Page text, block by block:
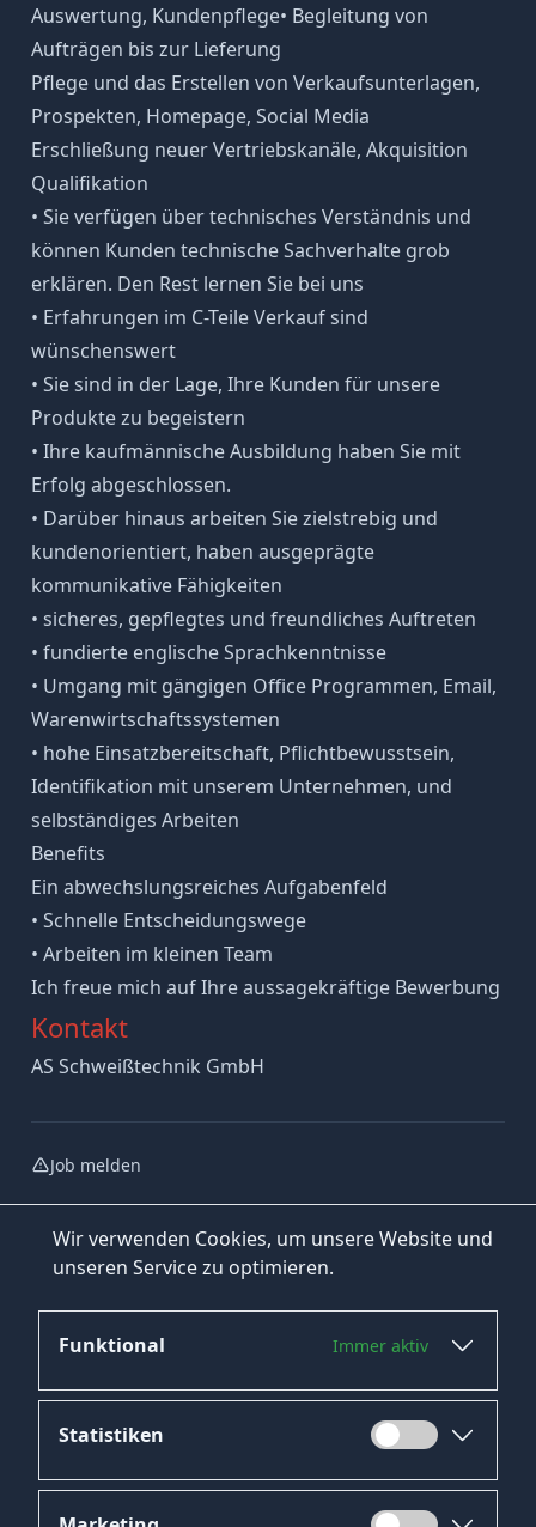
Wir verwenden Cookies, um unsere Website und
unseren Service zu optimieren.
Funktional Immer aktiv
Statistiken
Auswertung, Kundenpflege• Begleitung von
Aufträgen bis zur Lieferung
Pflege und das Erstellen von Verkaufsunterlagen,
Prospekten, Homepage, Social Media
Erschließung neuer Vertriebskanäle, Akquisition
Qualifikation
• Sie verfügen über technisches Verständnis und
können Kunden technische Sachverhalte grob
erklären. Den Rest lernen Sie bei uns
• Erfahrungen im C-Teile Verkauf sind
wünschenswert
• Sie sind in der Lage, Ihre Kunden für unsere
Produkte zu begeistern
• Ihre kaufmännische Ausbildung haben Sie mit
Erfolg abgeschlossen.
• Darüber hinaus arbeiten Sie zielstrebig und
kundenorientiert, haben ausgeprägte
kommunikative Fähigkeiten
• sicheres, gepflegtes und freundliches Auftreten
• fundierte englische Sprachkenntnisse
• Umgang mit gängigen Office Programmen, Email,
Warenwirtschaftssystemen
• hohe Einsatzbereitschaft, Pflichtbewusstsein,
Identifikation mit unserem Unternehmen, und
selbständiges Arbeiten
Benefits
Ein abwechslungsreiches Aufgabenfeld
• Schnelle Entscheidungswege
• Arbeiten im kleinen Team
Ich freue mich auf Ihre aussagekräftige Bewerbung
Kontakt
AS Schweißtechnik GmbH
Job melden
Jetzt bewerben